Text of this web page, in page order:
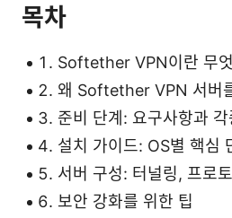
목차
Softether VPN이란 무
왜 Softether VPN 서버
준비 단계: 요구사항과 각
설치 가이드: OS별 핵심
서버 구성: 터널링, 프로
보안 강화를 위한 팁